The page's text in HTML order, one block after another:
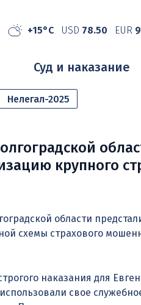
+15°C USD 78.50 EUR
Суд и наказание
Нелегал-2025
крупного
области
схемы страхового
наказания для
свое